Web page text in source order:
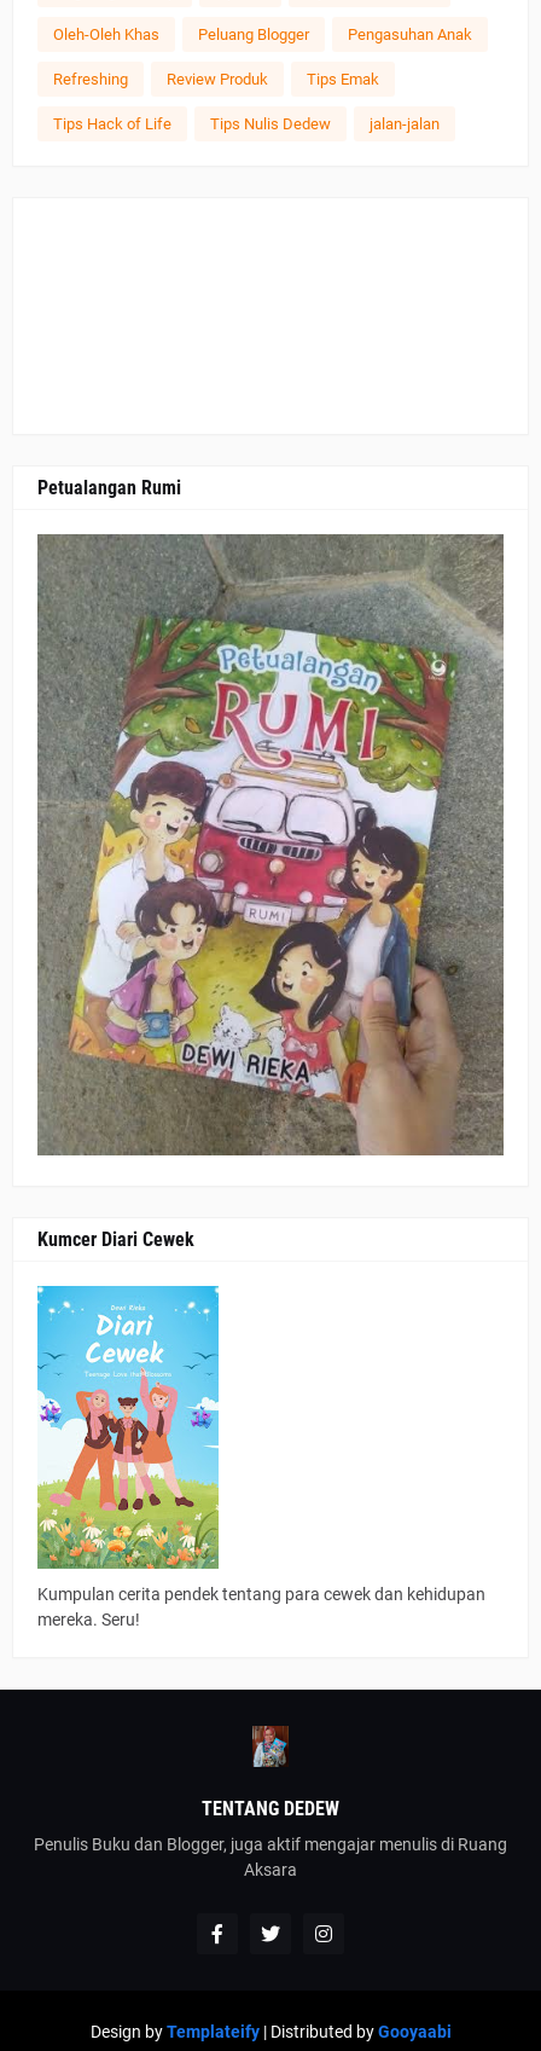
Oleh-Oleh Khas Peluang Blogger Pengasuhan Anak
Refreshing Review Produk Tips Emak
Tips Hack of Life Tips Nulis Dedew jalan-jalan
Petualangan Rumi
Kumcer Diari Cewek
Kumpulan cerita pendek tentang para cewek dan kehidupan
mereka. Seru!
TENTANG DEDEW
Penulis Buku dan Blogger, juga aktif mengajar menulis di Ruang
Aksara
Design byTemplateify| Distributed byGooyaabi